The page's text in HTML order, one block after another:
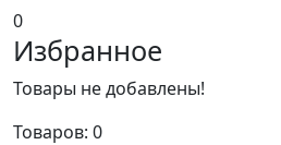
0
Избранное
Товары не добавлены!
Товаров: 0